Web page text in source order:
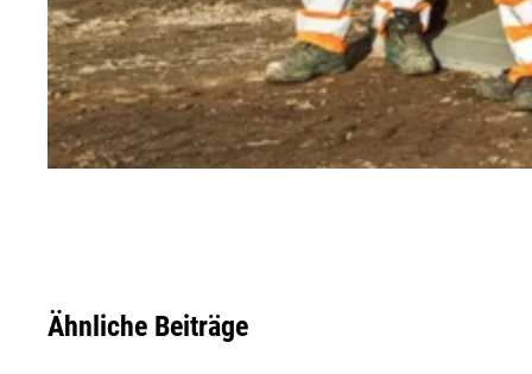
Ähnliche Beiträge